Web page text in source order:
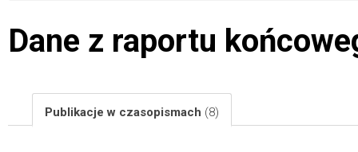
Dane z raportu
Publikacje w czasopismach (8)